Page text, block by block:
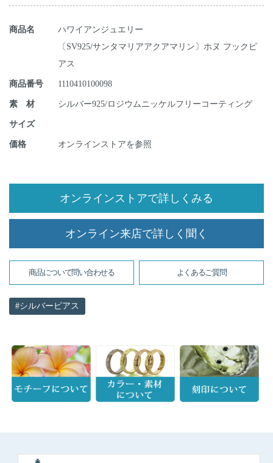
商品名
ハワイアンジュエリー
〔SV925/サンタマリアアクアマリン〕ホヌ フックピ
アス
商品番号 1110410100098
素 材 シルバー925/ロジウムニッケルフリーコーティング
サイズ
価格 オンラインストアを参照
オンラインストアで詳しくみる
オンライン来店で詳しく聞く
商品について問い合わせる よくあるご質問
シルバーピアス